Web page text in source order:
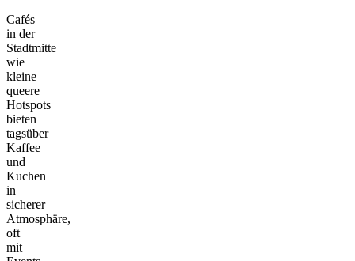
Cafés
in der
Stadtmitte
wie
kleine
queere
Hotspots
bieten
tagsüber
Kaffee
und
Kuchen
in
sicherer
Atmosphäre,
oft
mit